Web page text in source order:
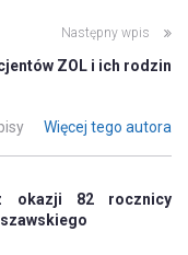
Następny wpis
ZOL i ich rodzin
Więcej tego autora
okazji 82 rocznicy